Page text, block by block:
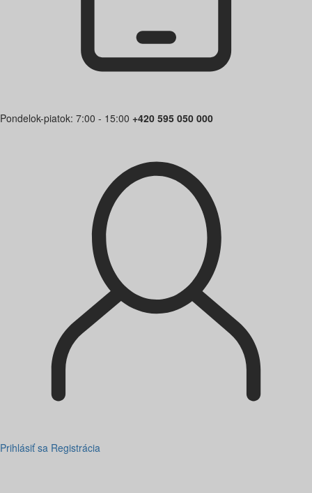
Pondelok-piatok: 7:00 - 15:00 +420 595 050 000
Prihlásiť sa Registrácia